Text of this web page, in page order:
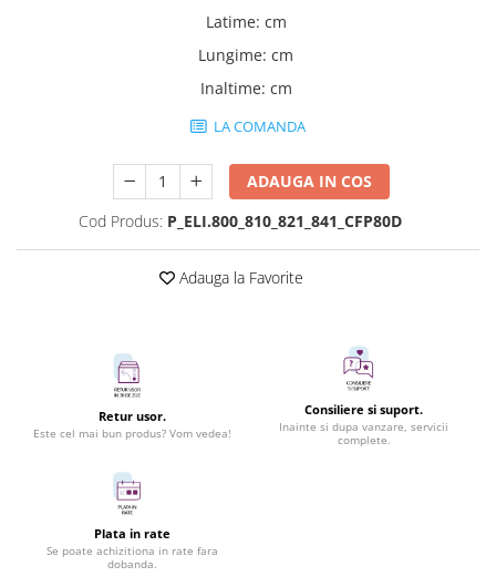
Latime: cm
Lungime: cm
Inaltime: cm
LA COMANDA
ADAUGA IN COS
Cod Produs: P_ELI.800_810_821_841_CFP80D
Adauga la Favorite
Retur usor.
Este cel mai bun produs? Vom vedea!
Consiliere si suport.
Inainte si dupa vanzare, servicii
complete.
Plata in rate
Se poate achizitiona in rate fara
dobanda.